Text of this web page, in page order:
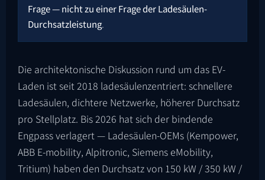
Frage — nicht zu einer Frage der Ladesäulen-
Durchsatzleistung.
Die architektonische Diskussion rund um das EV-
Laden ist seit 2018 ladesäulenzentriert: schnellere
Ladesäulen, dichtere Netzwerke, höherer Durchsatz
pro Stellplatz. Bis 2026 hat sich der bindende
Engpass verlagert — Ladesäulen-OEMs (Kempower,
ABB E-mobility, Alpitronic, Siemens eMobility,
Tritium) haben den Durchsatz von 150 kW / 350 kW /